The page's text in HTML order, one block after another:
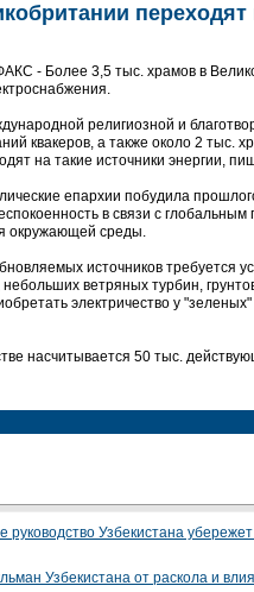
- Более 3,5 тыс. храмов в
религиозной и
квакеров, а также около 2 тыс.
на такие источники энергии,
епархии побудила
в связи с
окружающей среды.
источников требуется
ветряных турбин,
электричество у
насчитывается 50 тыс.
руководство Узбекистана
Узбекистана от раскола и